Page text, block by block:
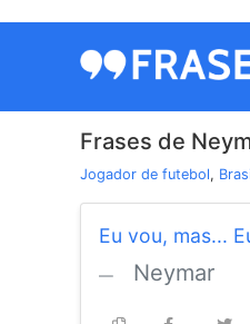
Menu
Autores
Frases de
Jogador de futebol,
Eu vou, mas...
Neymar